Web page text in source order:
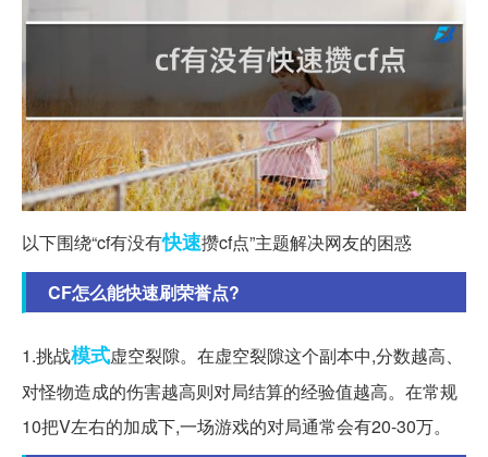
以下围绕“cf有没有快速攒cf点”主题解决网友的困惑
CF怎么能快速刷荣誉点?
1.挑战模式虚空裂隙。在虚空裂隙这个副本中,分数越高、
对怪物造成的伤害越高则对局结算的经验值越高。在常规
10把V左右的加成下,一场游戏的对局通常会有20-30万。